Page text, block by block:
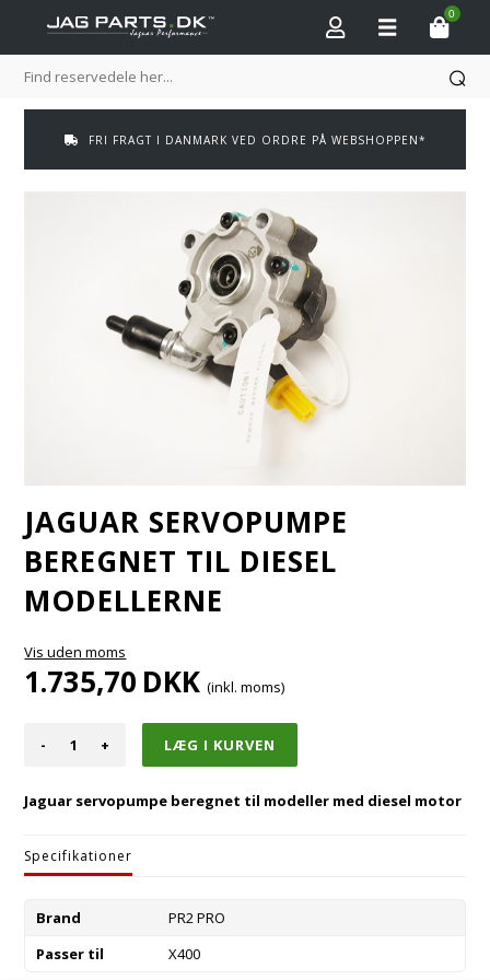
0
FRI FRAGT I DANMARK VED ORDRE PÅ WEBSHOPPEN*
JAGUAR SERVOPUMPE
BEREGNET TIL DIESEL
MODELLERNE
Vis uden moms
1.735,70 DKK (inkl. moms)
- +
Jaguar servopumpe beregnet til modeller med diesel motor
Specifikationer
Brand
PR2 PRO
Passer til
X400